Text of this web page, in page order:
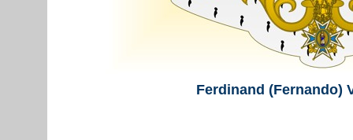
Ferdinand (Fernando)